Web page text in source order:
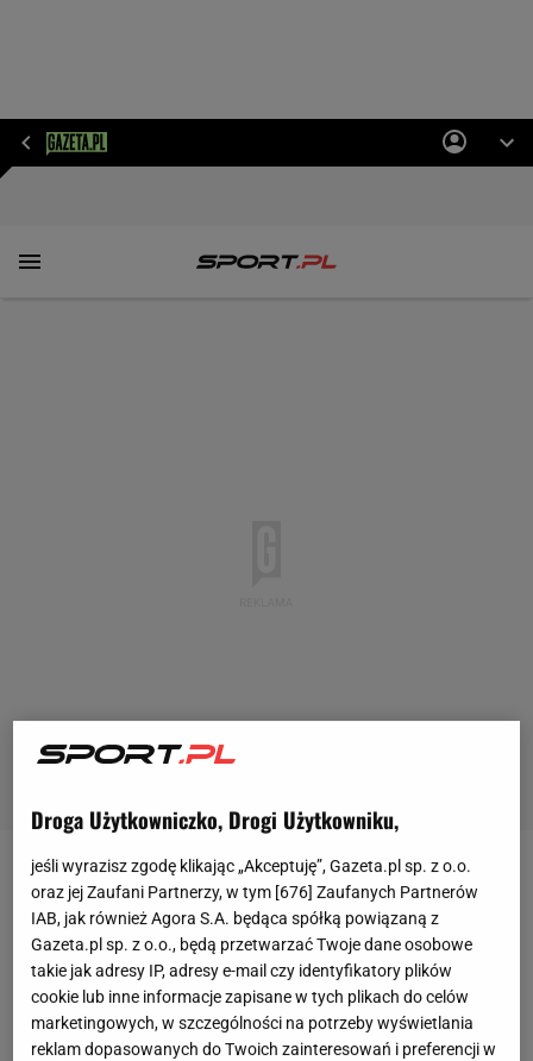
Piłka nożna Reprezentacja Reprezentacja Piłka nożna Polska remisuje
Polska remisuje z Nigerią. Wiśniewski z
golem "rzutem na taśmę" [ZAPIS RELACJI]
Aleksander Bernard
3 czerwca 2026, 20:33
Droga Użytkowniczko, Drogi Użytkowniku,
jeśli wyrazisz zgodę klikając „Akceptuję”, Gazeta.pl sp. z o.o.
oraz jej Zaufani Partnerzy, w tym [676] Zaufanych Partnerów
IAB, jak również Agora S.A. będąca spółką powiązaną z
Gazeta.pl sp. z o.o., będą przetwarzać Twoje dane osobowe
takie jak adresy IP, adresy e-mail czy identyfikatory plików
cookie lub inne informacje zapisane w tych plikach do celów
marketingowych, w szczególności na potrzeby wyświetlania
reklam dopasowanych do Twoich zainteresowań i preferencji w